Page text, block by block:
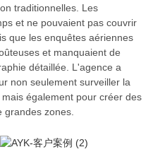
traditionnelles. Les
et ne pouvaient pas couvrir
que les enquêtes aériennes
et manquaient de
détaillée. L'agence a
non seulement surveiller la
également pour créer des
grandes zones.